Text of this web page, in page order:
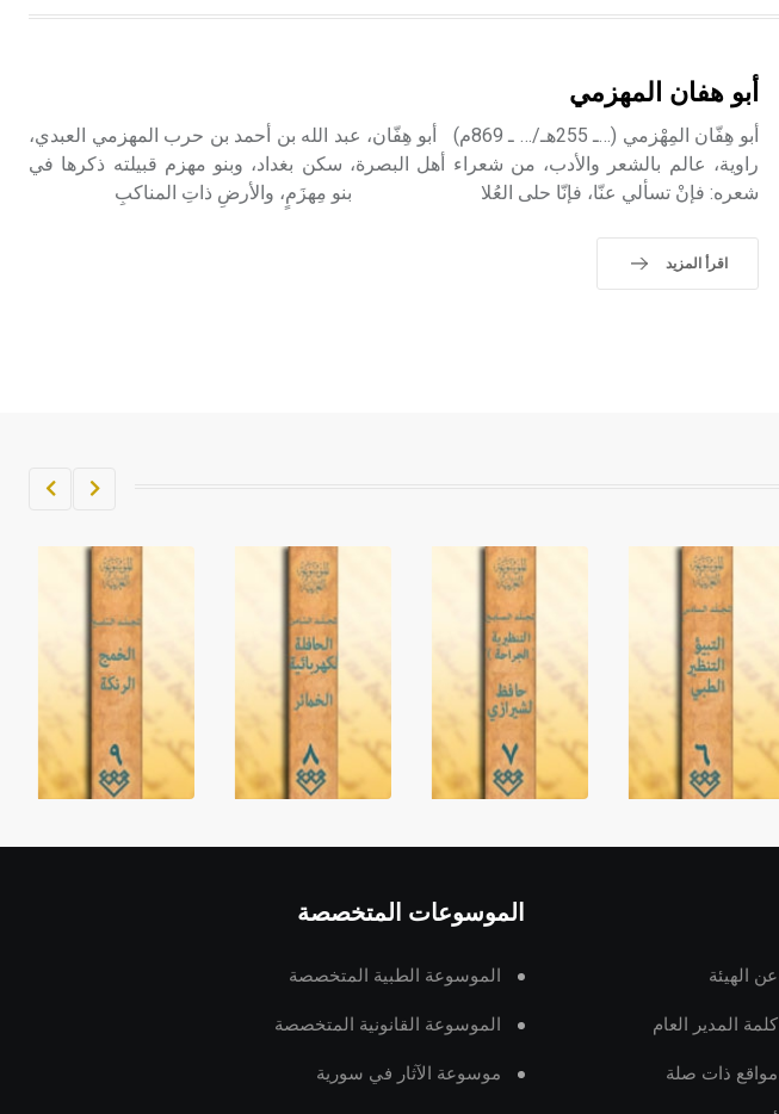
الإنكليزية أب
أبو هفان المهزمي
أبو هِفّان المِهْزمي (…ـ 255هـ/… ـ 869م) أبو هِفّان، عبد الله بن أحمد بن حرب المهزمي العبدي،
راوية، عالم بالشعر والأدب، من شعراء أهل البصرة، سكن بغداد، وبنو مهزم قبيلته ذكرها في
شعره: فإنْ تسألي عنّا، فإنّا حلى العُلا بنو مِهزَمٍ، والأرضِ ذاتِ المناكبِ
اقرأ المزيد
عن الهيئة
كلمة المدير العام
مواقع ذات صلة
الموسوعات المتخصصة
الموسوعة الطبية المتخصصة
الموسوعة القانونية المتخصصة
موسوعة الآثار في سورية